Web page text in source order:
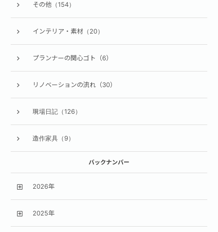
その他（154）
インテリア・素材（20）
プランナーの関心ゴト（6）
リノベーションの流れ（30）
現場日記（126）
造作家具（9）
バックナンバー
2026年
2025年